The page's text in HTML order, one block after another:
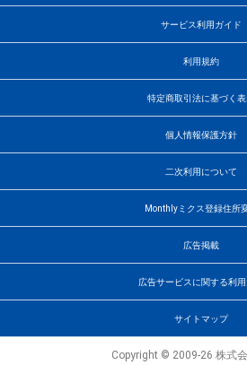
サービス利用ガイド
利用規約
特定商取引法に基づく
個人情報保護方針
二次利用について
Monthlyミクス登録住所
広告掲載
広告サービスに関する利
サイトマップ
Copyright © 2009-26 株式